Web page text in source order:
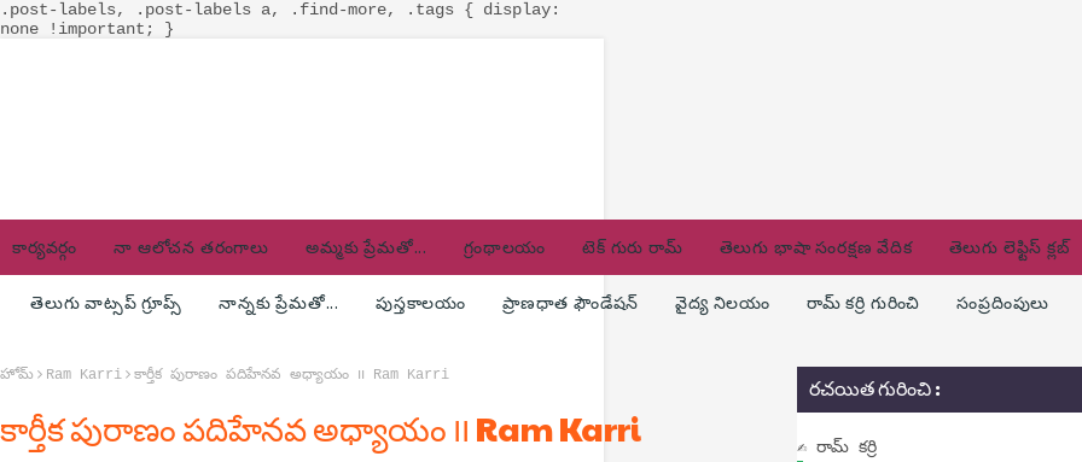
.post-labels, .post-labels a, .find-more, .tags { display:
none !important; }
కార్యవర్గం నా ఆలోచన తరంగాలు అమ్మకు ప్రేమతో... గ్రంథాలయం టెక్ గురు రామ్ తెలుగు భాషా సంరక్షణ వేదిక తెలుగు లెఫ్టిస్ క్లబ్
తెలుగు వాట్సప్ గ్రూప్స్ నాన్నకు ప్రేమతో... పుస్తకాలయం ప్రాణధాత ఫౌండేషన్ వైద్య నిలయం రామ్ కర్రి గురించి సంప్రదింపులు
హోమ్ Ram Karri కార్తీక పురాణం పదిహేనవ అధ్యాయం ౹౹ Ram Karri
కార్తీక పురాణం పదిహేనవ అధ్యాయం ౹౹ Ram Karri
రచయిత గురించి :
✍ రామ్ కర్రి